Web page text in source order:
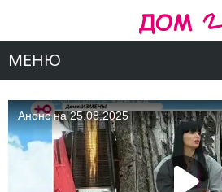
МЕНЮ